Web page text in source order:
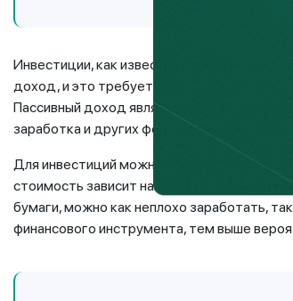
Инвестиции, как известно, это вложение
доход, и это требует вашего
Пассивный доход является также своего
заработка и других форс-мажорных
Для инвестиций можно использовать
стоимость зависит напрямую от компании,
бумаги, можно как неплохо заработать,
финансового инструмента, тем выше